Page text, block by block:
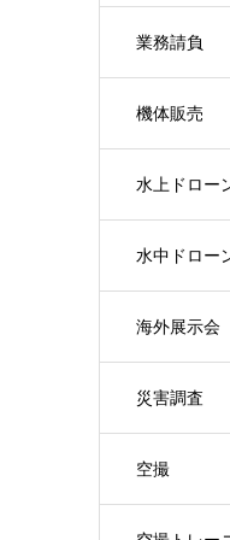
業務請負
機体販売
水上ドロー
水中ドロー
海外展示会
災害調査
空撮